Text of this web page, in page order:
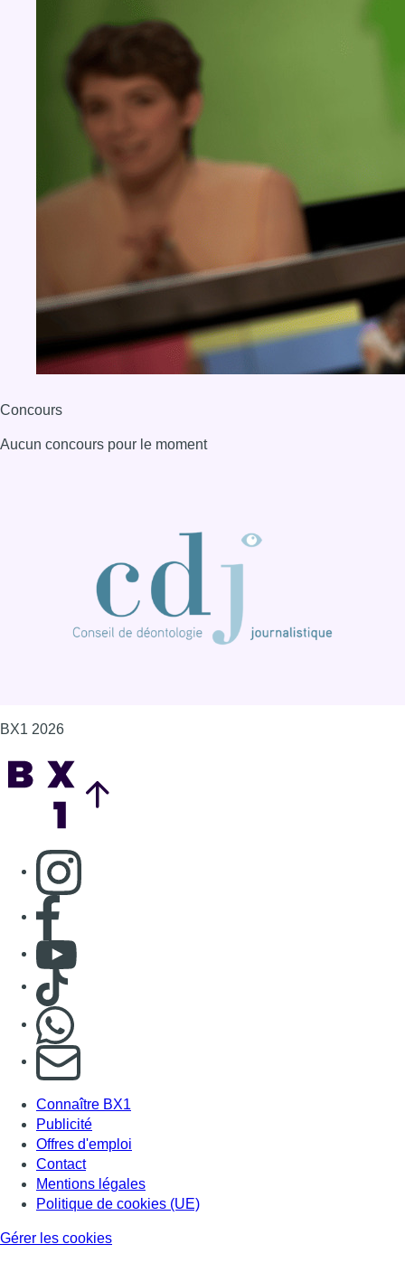
Concours
Aucun concours pour le moment
BX1 2026
Consulter page Instagram
Consulter page Facebook
Consulter Youtube
Consulter TikTok
S'abonner à notre newsletter
Connaître BX1
Publicité
Offres d'emploi
Contact
Mentions légales
Politique de cookies (UE)
Gérer les cookies